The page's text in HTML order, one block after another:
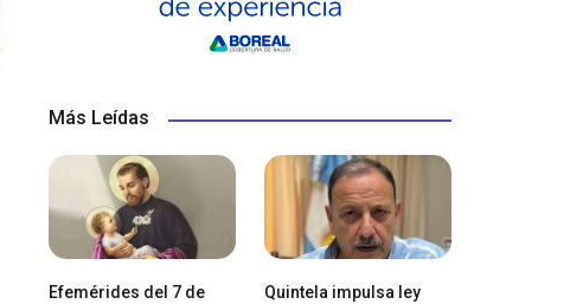
Más Leídas
Efemérides del 7 de
Quintela impulsa ley